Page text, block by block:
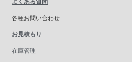
よくある質問
各種お問い合わせ
お見積もり
在庫管理